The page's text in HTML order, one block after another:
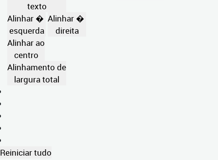
texto
Alinhar �
esquerda
Alinhar �
direita
Alinhar ao
centro
Alinhamento de
largura total
Reiniciar tudo